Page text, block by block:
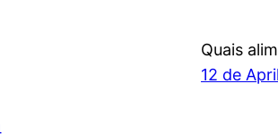
Quais
12 de